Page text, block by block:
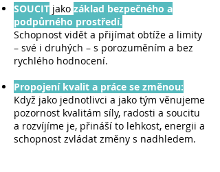
SOUCIT jako základ bezpečného a
podpůrného prostředí.
Schopnost vidět a přijímat obtíže a limity
– své i druhých – s porozuměním a bez
rychlého hodnocení.
Propojení kvalit a práce se změnou:
Když jako jednotlivci a jako tým věnujeme
pozornost kvalitám síly, radosti a soucitu
a rozvíjíme je, přináší to lehkost, energii a
schopnost zvládat změny s nadhledem.